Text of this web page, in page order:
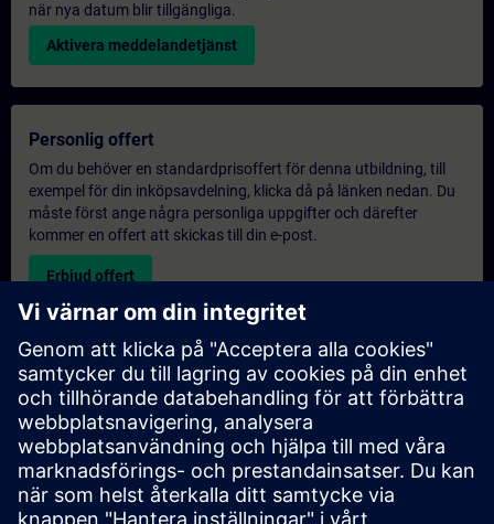
när nya datum blir tillgängliga.
Aktivera meddelandetjänst
Personlig offert
Om du behöver en standardprisoffert för denna utbildning, till
exempel för din inköpsavdelning, klicka då på länken nedan. Du
måste först ange några personliga uppgifter och därefter
kommer en offert att skickas till din e-post.
Erbjud offert
Exklusiv utbildningsförfrågan
Vänligen fyll i förfrågningsformuläret nedan om du behöver en
offert för en exklusiv utbildningskurs antingen på plats, virtuellt
eller vid vårt SITRAIN utbildningscenter. Denna typ av förfrågan
passar för större grupper (6 och uppåt). Efter att du har angett
dina kontaktuppgifter och dina utbildningskrav, kommer du att
få en offert från oss.